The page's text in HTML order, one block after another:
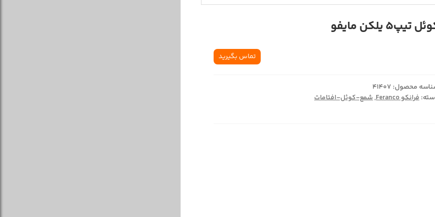
تیپ5 یلکن مایفو
تماس بگیرید
محصول: 41407
فرانکو Feranco ,شمع-کوئل-افتامات